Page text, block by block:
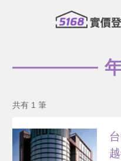
共有 1 筆